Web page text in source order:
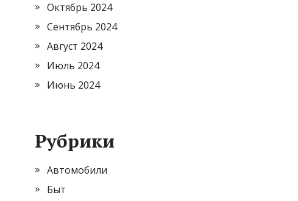
Октябрь 2024
Сентябрь 2024
Август 2024
Июль 2024
Июнь 2024
Рубрики
Автомобили
Быт